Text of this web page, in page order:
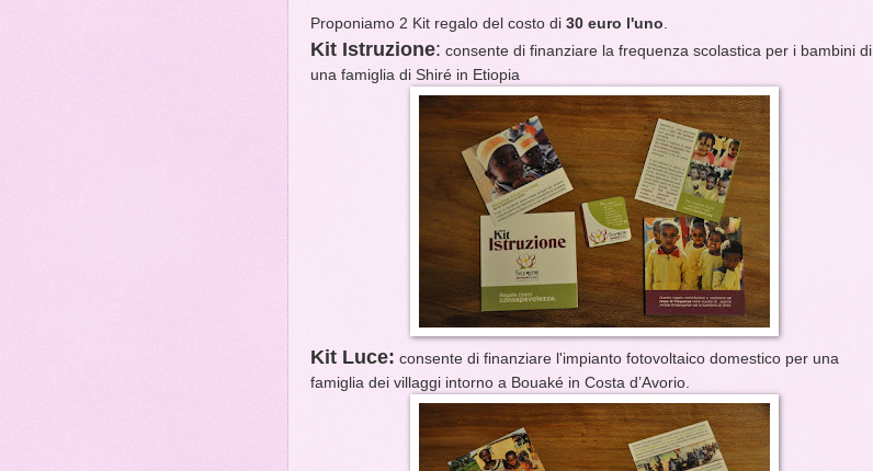
Proponiamo 2 Kit regalo del costo di 30 euro l'uno
Kit Istruzione: consente di finanziare la frequenza scolastica per i bambini di
una famiglia di Shiré in Etiopia
Kit Luce: consente di finanziare l'impianto fotovoltaico domestico per una
famiglia dei villaggi intorno a Bouaké in Costa d’Avorio.